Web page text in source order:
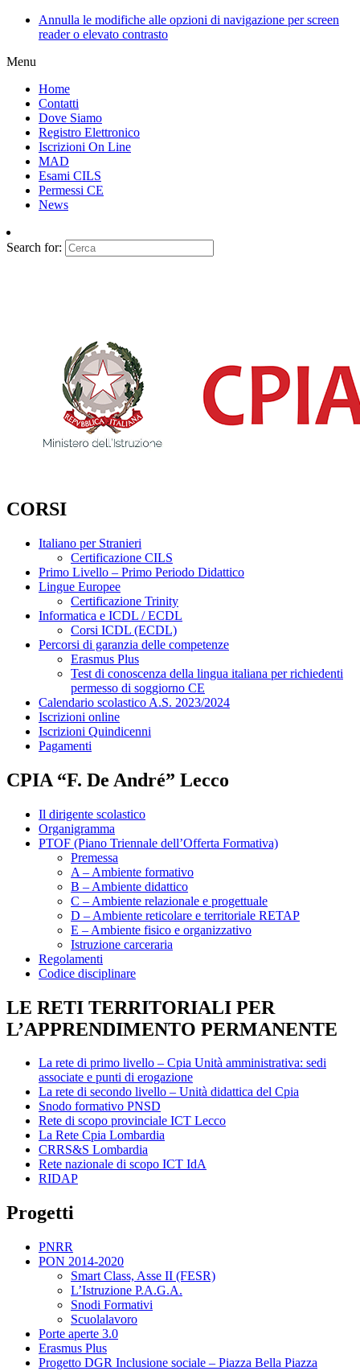
Annulla le modifiche alle opzioni di navigazione per screen
reader o elevato contrasto
Menu
Home
Contatti
Dove Siamo
Registro Elettronico
Iscrizioni On Line
MAD
Esami CILS
Permessi CE
News
Search for:
CORSI
Italiano per Stranieri
Certificazione CILS
Primo Livello – Primo Periodo Didattico
Lingue Europee
Certificazione Trinity
Informatica e ICDL / ECDL
Corsi ICDL (ECDL)
Percorsi di garanzia delle competenze
Erasmus Plus
Test di conoscenza della lingua italiana per richiedenti
permesso di soggiorno CE
Calendario scolastico A.S. 2023/2024
Iscrizioni online
Iscrizioni Quindicenni
Pagamenti
CPIA “F. De André” Lecco
Il dirigente scolastico
Organigramma
PTOF (Piano Triennale dell’Offerta Formativa)
Premessa
A – Ambiente formativo
B – Ambiente didattico
C – Ambiente relazionale e progettuale
D – Ambiente reticolare e territoriale RETAP
E – Ambiente fisico e organizzativo
Istruzione carceraria
Regolamenti
Codice disciplinare
LE RETI TERRITORIALI PER
L’APPRENDIMENTO PERMANENTE
La rete di primo livello – Cpia Unità amministrativa: sedi
associate e punti di erogazione
La rete di secondo livello – Unità didattica del Cpia
Snodo formativo PNSD
Rete di scopo provinciale ICT Lecco
La Rete Cpia Lombardia
CRRS&S Lombardia
Rete nazionale di scopo ICT IdA
RIDAP
Progetti
PNRR
PON 2014-2020
Smart Class, Asse II (FESR)
L’Istruzione P.A.G.A.
Snodi Formativi
Scuolalavoro
Porte aperte 3.0
Erasmus Plus
Progetto DGR Inclusione sociale – Piazza Bella Piazza